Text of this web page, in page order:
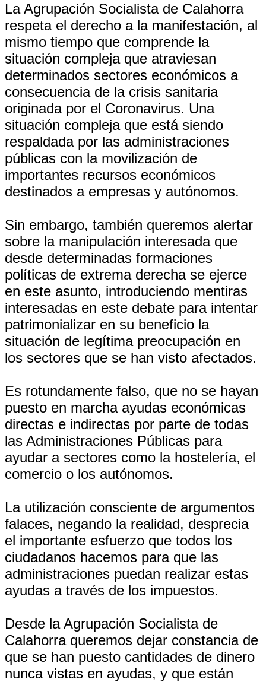
La Agrupación Socialista de Calahorra
respeta el derecho a la manifestación, al
mismo tiempo que comprende la
situación compleja que atraviesan
determinados sectores económicos a
consecuencia de la crisis sanitaria
originada por el Coronavirus. Una
situación compleja que está siendo
respaldada por las administraciones
públicas con la movilización de
importantes recursos económicos
destinados a empresas y autónomos.
Sin embargo, también queremos alertar
sobre la manipulación interesada que
desde determinadas formaciones
políticas de extrema derecha se ejerce
en este asunto, introduciendo mentiras
interesadas en este debate para intentar
patrimonializar en su beneficio la
situación de legítima preocupación en
los sectores que se han visto afectados.
Es rotundamente falso, que no se hayan
puesto en marcha ayudas económicas
directas e indirectas por parte de todas
las Administraciones Públicas para
ayudar a sectores como la hostelería, el
comercio o los autónomos.
La utilización consciente de argumentos
falaces, negando la realidad, desprecia
el importante esfuerzo que todos los
ciudadanos hacemos para que las
administraciones puedan realizar estas
ayudas a través de los impuestos.
Desde la Agrupación Socialista de
Calahorra queremos dejar constancia de
que se han puesto cantidades de dinero
nunca vistas en ayudas, y que están